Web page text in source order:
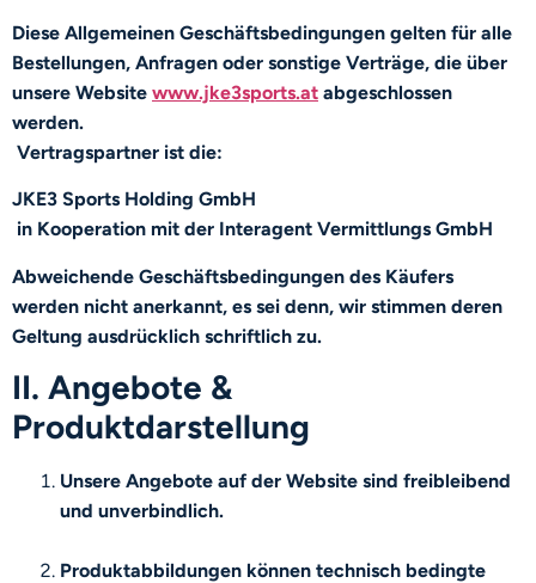
Diese Allgemeinen Geschäftsbedingungen gelten für alle
Bestellungen, Anfragen oder sonstige Verträge, die über
unsere Website www.jke3sports.at abgeschlossen
werden.
Vertragspartner ist die:
JKE3 Sports Holding GmbH
in Kooperation mit der Interagent Vermittlungs GmbH
Abweichende Geschäftsbedingungen des Käufers
werden nicht anerkannt, es sei denn, wir stimmen deren
Geltung ausdrücklich schriftlich zu.
II. Angebote &
Produktdarstellung
Unsere Angebote auf der Website sind freibleibend
und unverbindlich.
Produktabbildungen können technisch bedingte